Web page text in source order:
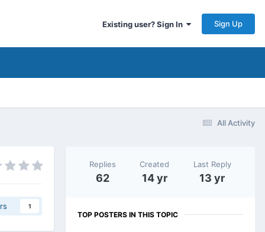
Existing user? Sign In Sign Up
All Activity
1
Replies
62
Created
14 yr
Last Reply
13 yr
TOP POSTERS IN THIS TOPIC